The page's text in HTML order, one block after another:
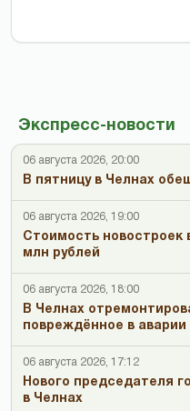
Экспресс-новости
06 августа 2026, 20:00
В пятницу в Челнах
06 августа 2026, 19:00
Стоимость новостроек
млн рублей
06 августа 2026, 18:00
В Челнах
повреждённое в
06 августа 2026, 17:12
Нового председателя
в Челнах